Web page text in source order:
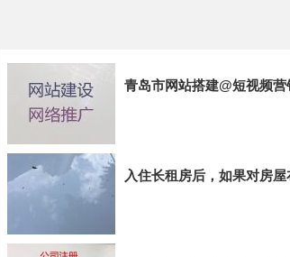
青岛市网站搭建@短视频
入住长租房后，如果对房